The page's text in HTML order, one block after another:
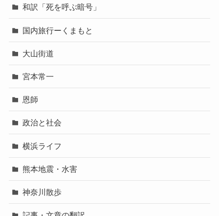
和訳「死を呼ぶ暗号」
国内旅行ーくまもと
大山街道
宮本常一
恩師
政治と社会
横浜ライフ
熊本地震・水害
神奈川散歩